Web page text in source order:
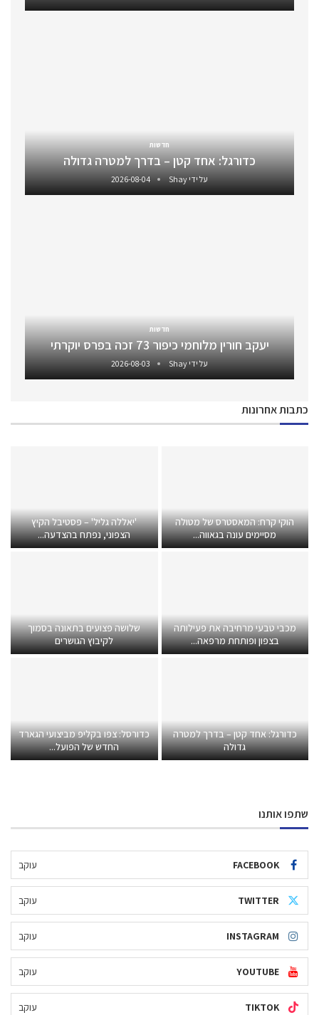
חדשות
כדורגל: אחד קטן – בדרך למטרה גדולה
על ידי Shay
2026-08-04
חדשות
יעקב חורין מלוחמי כיפור 73 זכה בפרס יוקרתי
על ידי Shay
2026-08-03
כתבות אחרונות
הוקי קרח: המאסטרס של מטולה
מסיימים עונה בגאווה...
'יאללה גליל' – פסטיבל הקיץ
הצפוני, נפתח בהצדעה...
מכבי טבעי מרחיבה את פעילותה
בצפון ופותחת מרפאה...
שלושה פצועים בתאונה בסמוך
לקיבוץ הגושרים
כדורגל: אחד קטן – בדרך למטרה
גדולה
כדורסל: צפו בקליפ מביצועי הגארד
החדש של הפועל...
שתפו אותנו
FACEBOOK עוקב
TWITTER עוקב
INSTAGRAM עוקב
YOUTUBE עוקב
TIKTOK עוקב